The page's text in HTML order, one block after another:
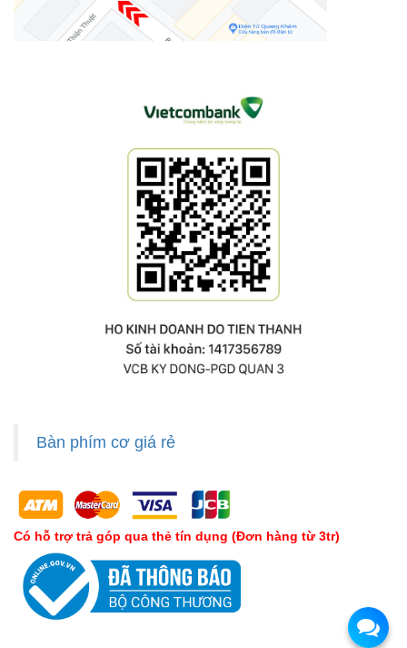
Bàn phím cơ giá rẻ
Có hỗ trợ trả góp qua thẻ tín dụng (Đơn hàng từ 3tr)